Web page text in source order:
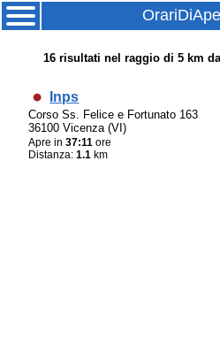
16risultati nel raggio di 5 km
Inps
Corso Ss. Felice e Fortunato 163
36100 Vicenza (VI)
Apre in37:11 ore
Distanza:1.1 km